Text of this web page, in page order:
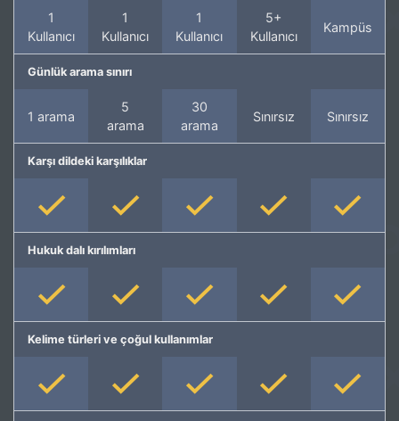
1
Kullanıcı
1
Kullanıcı
1
Kullanıcı
5+
Kullanıcı
Kampüs
Günlük arama sınırı
1 arama
5
arama
30
arama
Sınırsız Sınırsız
Karşı dildeki karşılıklar
Hukuk dalı kırılımları
Kelime türleri ve çoğul kullanımlar